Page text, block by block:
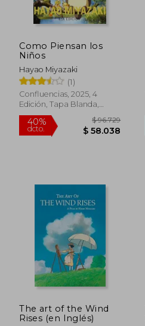
50% $ 76.857
50%
Como Piensan los
Niños
Hayao Miyazaki
(1)
Confluencias, 2025, 4
Edición, Tapa Blanda,
Nuevo
The art of the Wind
Rises (en Inglés)